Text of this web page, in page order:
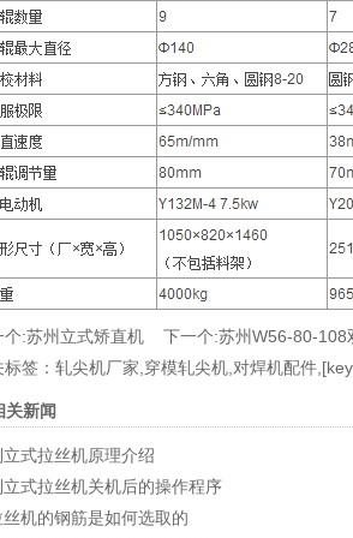
个:苏州立式矫直机 下一个:苏州W56-80-108
签： 轧尖机厂家 穿模轧尖机 对焊机配件
关新闻
立式拉丝机原理介绍
立式拉丝机关机后的操作程序
丝机的钢筋是如何选取的